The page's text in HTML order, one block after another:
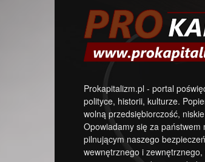
Prokapitalizm.pl - portal
polityce, historii, kulturze.
wolną przedsiębiorczość,
Opowiadamy się za państwem
pilnującym naszego
wewnętrznego i